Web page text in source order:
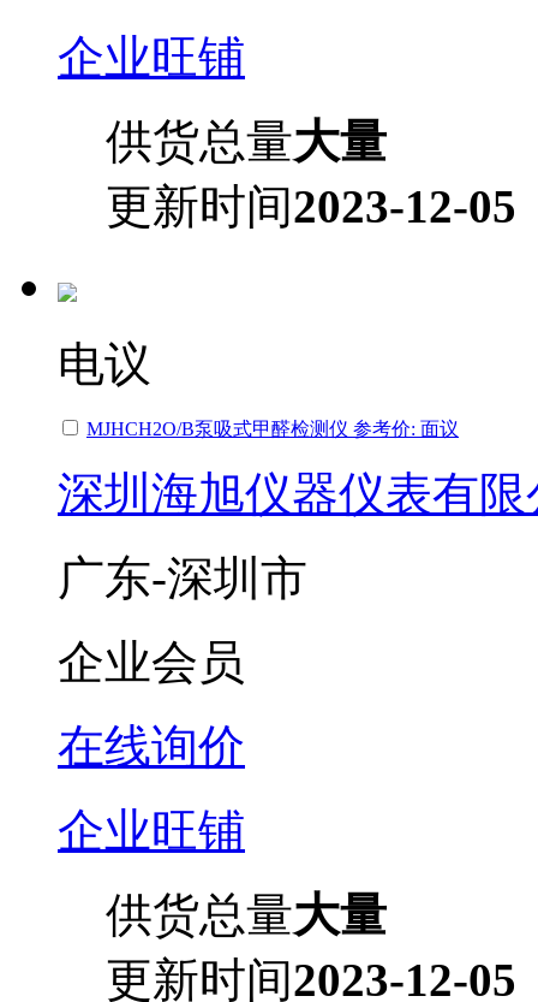
企业旺铺
供货总量大量
更新时间2023-12-05
电议
MJHCH2O/B泵吸式甲醛检测仪 参考价: 面议
深圳海旭仪器仪表有限
广东-深圳市
企业会员
在线询价
企业旺铺
供货总量大量
更新时间2023-12-05